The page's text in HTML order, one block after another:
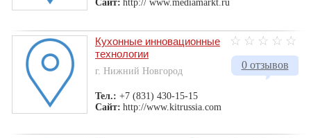
Сайт: http:// www.mediamarkt.ru
0 отзывов
Кухонные инновационные
технологии
г. Нижний Новгород
Тел.: +7 (831) 430-15-15
Сайт: http://www.kitrussia.com